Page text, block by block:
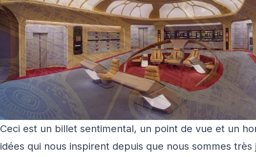
Ceci est un billet sentimental, un point de vue et un
idées qui nous inspirent depuis que nous sommes très